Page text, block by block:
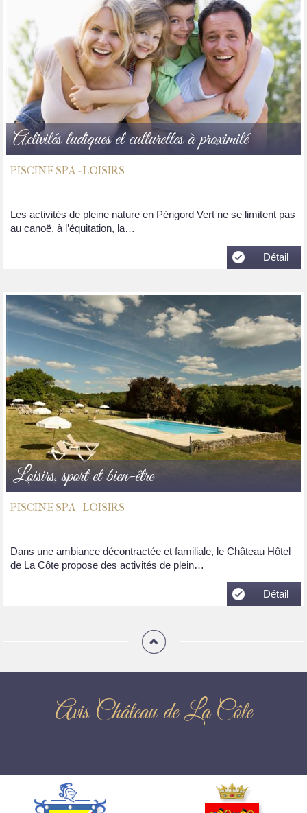
Activités ludiques et culturelles à proximité
PISCINE SPA - LOISIRS
Les activités de pleine nature en Périgord Vert ne se limitent pas
au canoë, à l’équitation, la…
Détail
Loisirs, sport et bien-être
PISCINE SPA - LOISIRS
Dans une ambiance décontractée et familiale, le Château Hôtel
de La Côte propose des activités de plein…
Détail
Avis Château de La Côte